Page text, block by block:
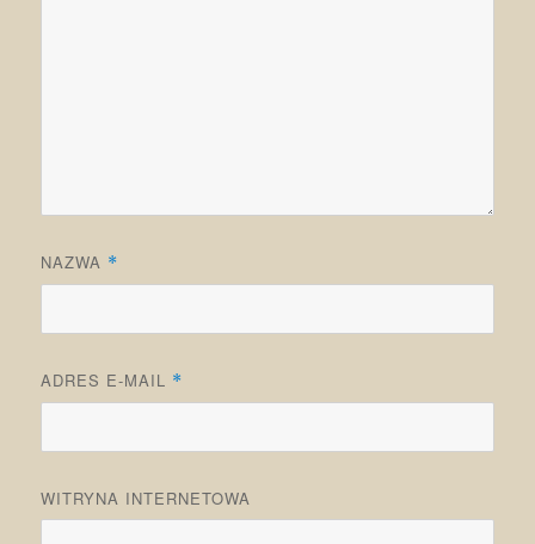
NAZWA *
ADRES E-MAIL *
WITRYNA INTERNETOWA